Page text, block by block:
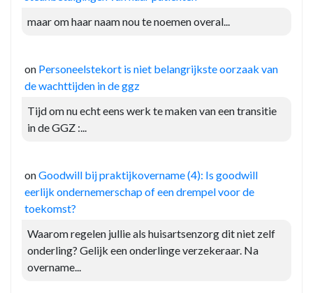
maar om haar naam nou te noemen overal...
on Personeelstekort is niet belangrijkste oorzaak van
de wachttijden in de ggz
Tijd om nu echt eens werk te maken van een transitie
in de GGZ :...
onGoodwill bij praktijkovername (4): Is goodwill
eerlijk ondernemerschap of een drempel voor de
toekomst?
Waarom regelen jullie als huisartsenzorg dit niet zelf
onderling? Gelijk een onderlinge verzekeraar. Na
overname...